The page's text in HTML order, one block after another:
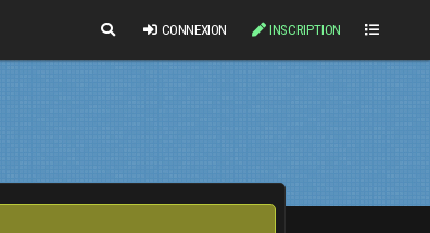
CONNEXION INSCRIPTION